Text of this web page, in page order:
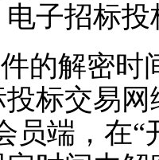
子招标
的解密时
标交易
员端，在